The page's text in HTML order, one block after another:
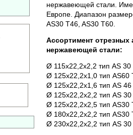
нержавеющей стали.
Европе. Диапазон
AS30 T46, AS30 T60.
Ассортимент отрезных
нержавеющей стали:
Ø 115х22,2х2,2 тип AS
Ø 125х22,2х1,0 тип AS60
Ø 125х22,2х1,6 тип AS
Ø 125х22,2х2,2 тип AS
Ø 125х22,2х2,5 тип AS30
Ø 180х22,2х2,2 тип AS30
Ø 230х22,2х2,2 тип AS